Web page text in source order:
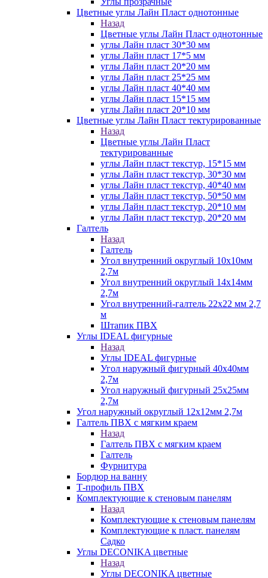
Цветные углы Лайн Пласт однотонные
Назад
Цветные углы Лайн Пласт однотонные
углы Лайн пласт 30*30 мм
углы Лайн пласт 17*5 мм
углы Лайн пласт 20*20 мм
углы Лайн пласт 25*25 мм
углы Лайн пласт 40*40 мм
углы Лайн пласт 15*15 мм
углы Лайн пласт 20*10 мм
Цветные углы Лайн Пласт тектурированные
Назад
Цветные углы Лайн Пласт
тектурированные
углы Лайн пласт текстур, 15*15 мм
углы Лайн пласт текстур, 30*30 мм
углы Лайн пласт текстур, 40*40 мм
углы Лайн пласт текстур, 50*50 мм
углы Лайн пласт текстур, 20*10 мм
углы Лайн пласт текстур, 20*20 мм
Галтель
Назад
Галтель
Угол внутренний округлый 10х10мм
2,7м
Угол внутренний округлый 14х14мм
2,7м
Угол внутренний-галтель 22х22 мм 2,7
м
Штапик ПВХ
Углы IDEAL фигурные
Назад
Углы IDEAL фигурные
Угол наружный фигурный 40х40мм
2,7м
Угол наружный фигурный 25х25мм
2,7м
Угол наружный округлый 12х12мм 2,7м
Галтель ПВХ с мягким краем
Назад
Галтель ПВХ с мягким краем
Галтель
Фурнитура
Бордюр на ванну
Т-профиль ПВХ
Комплектующие к стеновым панелям
Назад
Комплектующие к стеновым панелям
Комплектующие к пласт. панелям
Садко
Углы DECONIKA цветные
Назад
Углы DECONIKA цветные